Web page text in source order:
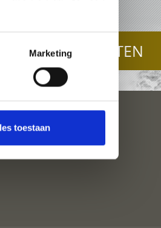
Marketing
toestaan
TOP-EVENEMENTEN